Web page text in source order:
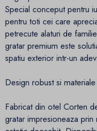
Special conceput pentru
pentru toti cei care
petrecute alaturi de
gratar premium este
spatiu exterior intr-un
Design robust si
Fabricat din otel Corten
gratar impresioneaza prin